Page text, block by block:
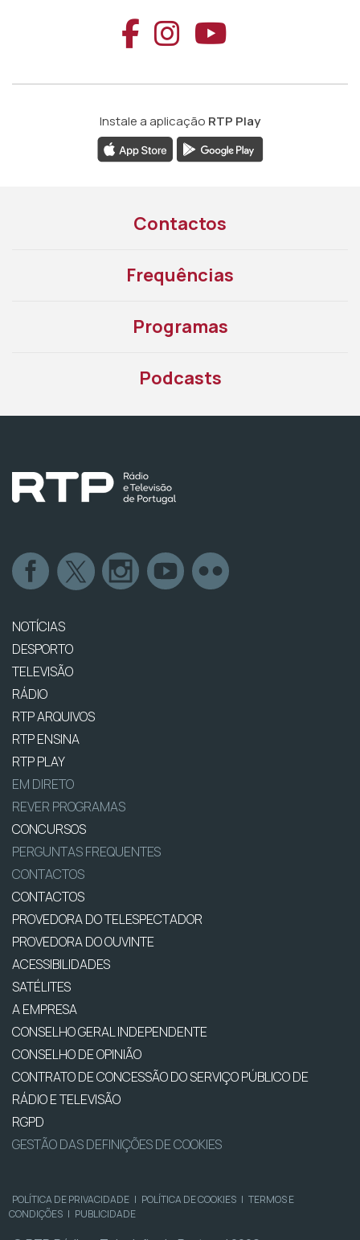
Aceder ao
Aceder ao
Aceder
Instale a aplicação RTP Play
Contactos
Frequências
Programas
Podcasts
NOTÍCIAS
DESPORTO
TELEVISÃO
RÁDIO
RTP ARQUIVOS
RTP ENSINA
RTP PLAY
EM DIRETO
REVER PROGRAMAS
CONCURSOS
PERGUNTAS FREQUENTES
CONTACTOS
CONTACTOS
PROVEDORA DO TELESPECTADOR
PROVEDORA DO OUVINTE
ACESSIBILIDADES
SATÉLITES
A EMPRESA
CONSELHO GERAL INDEPENDENTE
CONSELHO DE OPINIÃO
CONTRATO DE CONCESSÃO DO SERVIÇO PÚBLICO DE
RÁDIO E TELEVISÃO
RGPD
GESTÃO DAS DEFINIÇÕES DE COOKIES
POLÍTICA DE PRIVACIDADE | POLÍTICA DE COOKIES | TERMOS E
CONDIÇÕES | PUBLICIDADE